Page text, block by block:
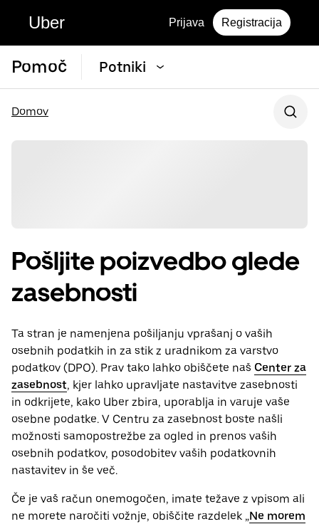
Uber Prijava Registracija
Pomoč Potniki
Domov
Pošljite poizvedbo glede
zasebnosti
Ta stran je namenjena pošiljanju vprašanj o vaših
osebnih ‌podatkih in za stik z uradnikom za varstvo
podatkov (​​DPO). Prav tako lahko obiščete naš Center za
zasebnost, kjer lahko upravljate nastavitve zasebnosti
in odkrijete, kako Uber zbira, uporablja in varuje vaše
osebne podatke. V Centru za zasebnost boste našli
možnosti samopostrežbe za ogled in prenos vaših
osebnih podatkov, posodobitev vaših podatkovnih
nastavitev in še več.
Če je vaš račun onemogočen, imate težave z vpisom ali
ne morete naročiti vožnje, obiščite razdelek „Ne morem